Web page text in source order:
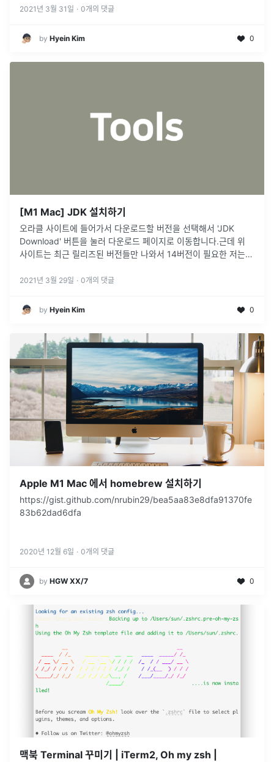
2021년 3월 31일 · 0개의 댓글
by Hyein Kim 0
[M1 Mac] JDK 설치하기
오라클 사이트에 들어가서 다운로드할 버전을 선택해서 'JDK
Download' 버튼을 눌러 다운로드 페이지로 이동합니다.근데 위
사이트는 최근 릴리즈된 버전들만 나와서 14버전이 필요한 저는
2021년 3월 29일 · 0개의 댓글
by Hyein Kim 0
Apple M1 Mac 에서 homebrew 설치하기
https://gist.github.com/nrubin29/bea5aa83e8dfa91370fe
83b62dad6dfa
2020년 12월 6일 · 0개의 댓글
by HGW XX/7 0
맥북 Terminal 꾸미기 | iTerm2, Oh my zsh |